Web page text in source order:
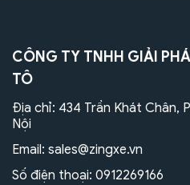
CÔNG TY TNHH GIẢI
TÔ
Địa chỉ: 434 Trần Khát Chân,
Nội
Email: sales@zingxe.vn
Số điện thoại: 0912269166